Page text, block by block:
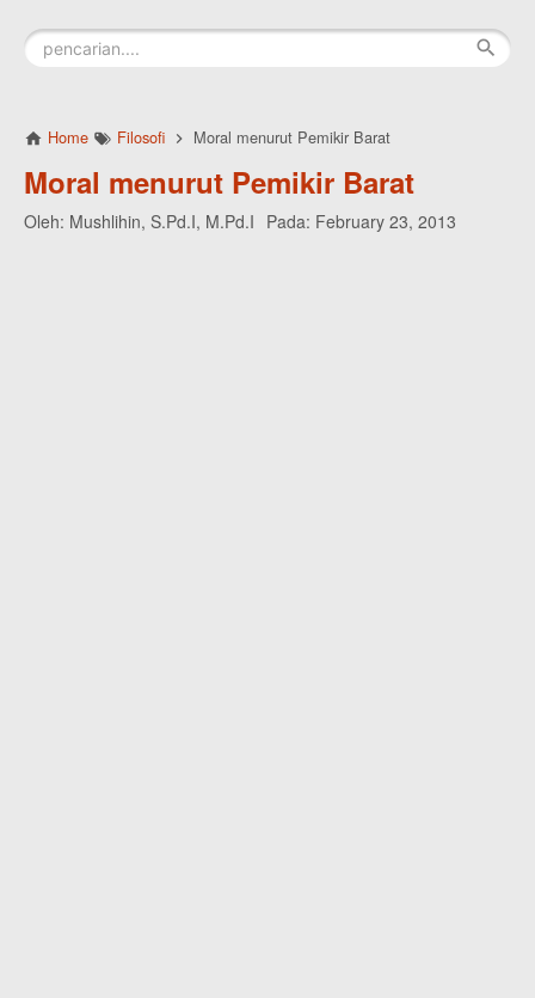
Home Filosofi Moral menurut Pemikir Barat
Moral menurut Pemikir Barat
Oleh: Mushlihin, S.Pd.I, M.Pd.I Pada: February 23, 2013